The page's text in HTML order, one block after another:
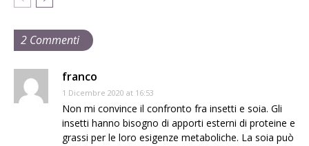
2 Commenti
franco
1 Dicembre 2020 at 16:53
Non mi convince il confronto fra insetti e soia. Gli
insetti hanno bisogno di apporti esterni di proteine e
grassi per le loro esigenze metaboliche. La soia può